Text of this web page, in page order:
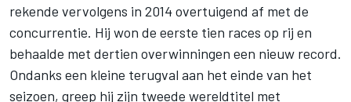
rekende vervolgens in 2014 overtuigend af met de
concurrentie. Hij won de eerste tien races op rij en
behaalde met dertien overwinningen een nieuw record.
Ondanks een kleine terugval aan het einde van het
seizoen, greep hij zijn tweede wereldtitel met